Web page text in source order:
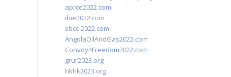
aprce2022.com
ibie2022.com
sbcc-2022.com
AngolaOilAndGas2022.com
Convoy4Freedom2022.com
grur2023.org
hkhk2023.org